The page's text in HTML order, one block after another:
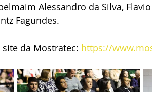
Alessandro da Silva, Flavio
Fagundes.
da Mostratec: https://